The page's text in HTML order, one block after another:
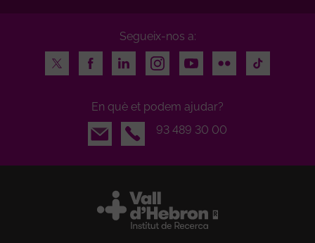
Segueix-nos a:
Twitter
FacebookLinkedInInstagramYoutubeFlickr TikTok
En què et podem ajudar?
Email
93 489 30 00